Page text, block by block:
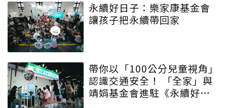
永續好日子：樂家康基金會
讓孩子把永續帶回家
帶你以「100公分兒童視角」
認識交通安全！ 「全家」與
靖娟基金會進駐《永續好日